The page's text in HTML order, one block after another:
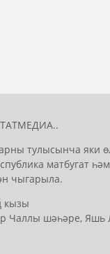
тулысынча яки
матбугат
чыгарыла.
кызы
Чаллы шәһәре,